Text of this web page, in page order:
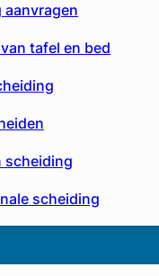
aanvragen
tafel en bed
scheiding
scheiding